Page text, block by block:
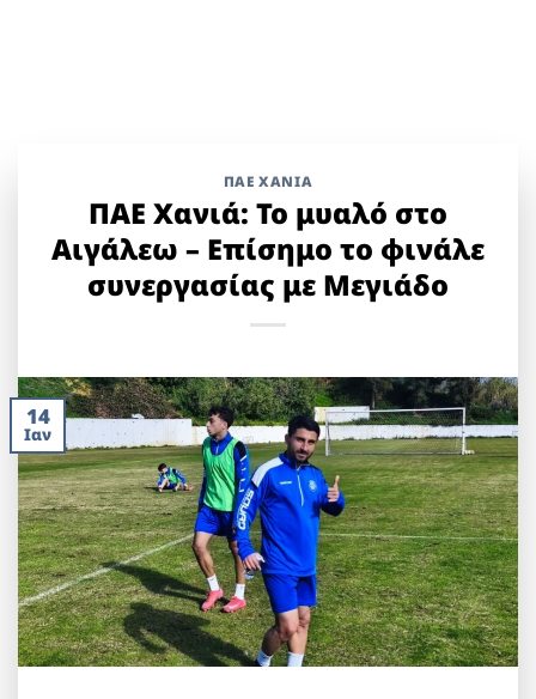
ΠΑΕ ΧΑΝΙΑ
ΠΑΕ Χανιά: Το μυαλό στο
Αιγάλεω – Επίσημο το φινάλε
συνεργασίας με Μεγιάδο
14
Ιαν